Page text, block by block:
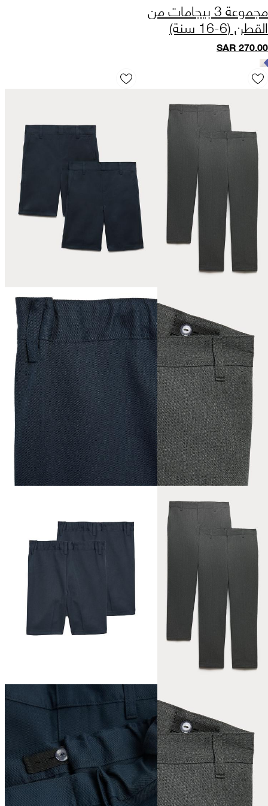
مجموعة 3 بيجامات من
القطن (6-16 سنة)
SAR270.00